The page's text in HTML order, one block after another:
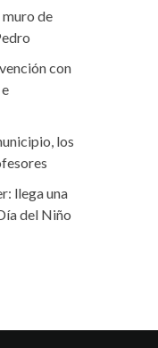
muro de
con
los
llega una
del Niño